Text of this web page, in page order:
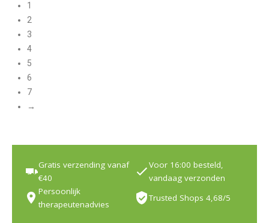
1
2
3
4
5
6
7
→
Gratis verzending vanaf
€40
Voor 16:00 besteld,
vandaag verzonden
Persoonlijk
therapeutenadvies
Trusted Shops 4,68/5